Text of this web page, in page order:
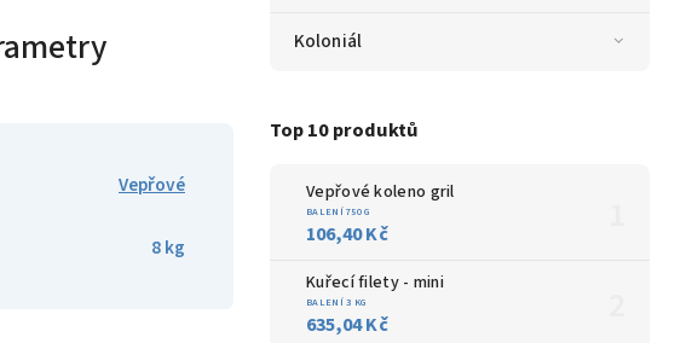
Koloniál
Top 10 produktů
Vepřové koleno gril
BALENÍ 750 G
106,40 Kč
Kuřecí filety - mini
BALENÍ 3 KG
635,04 Kč
Vepřové
8 kg